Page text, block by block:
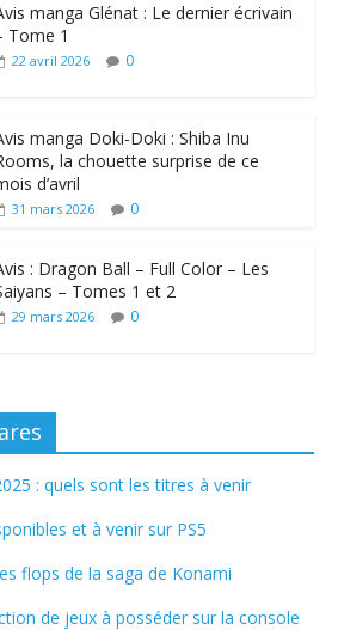
manga Glénat : Le dernier écrivain
Tome 1
22 avril 2026 0
manga Doki-Doki : Shiba Inu
la chouette surprise de ce
d’avril
31 mars 2026 0
: Dragon Ball – Full Color – Les
– Tomes 1 et 2
29 mars 2026 0
: quels sont les titres à venir
et à venir sur PS5
flops de la saga de Konami
de jeux à posséder sur la console